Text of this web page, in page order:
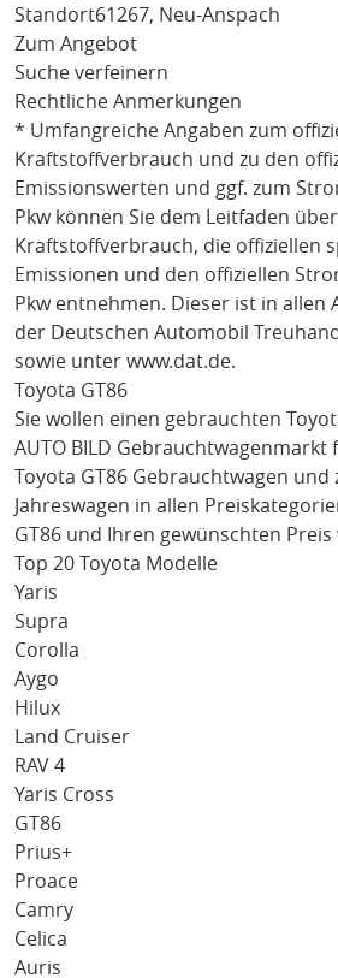
Standort61267, Neu-Anspach
Zum Angebot
Suche verfeinern
Rechtliche Anmerkungen
* Umfangreiche Angaben zum
Kraftstoffverbrauch und zu den
Emissionswerten und ggf. zum
Pkw können Sie dem Leitfaden
Kraftstoffverbrauch, die offiziellen
Emissionen und den offiziellen
Pkw entnehmen. Dieser ist in allen
der Deutschen Automobil
sowie unter www.dat.de.
Toyota GT86
Sie wollen einen gebrauchten
AUTO BILD Gebrauchtwagenmarkt
Toyota GT86 Gebrauchtwagen und
Jahreswagen in allen
GT86 und Ihren gewünschten Preis
Top 20 Toyota Modelle
Yaris
Supra
Corolla
Aygo
Hilux
Land Cruiser
RAV 4
Yaris Cross
GT86
Prius+
Proace
Camry
Celica
Auris